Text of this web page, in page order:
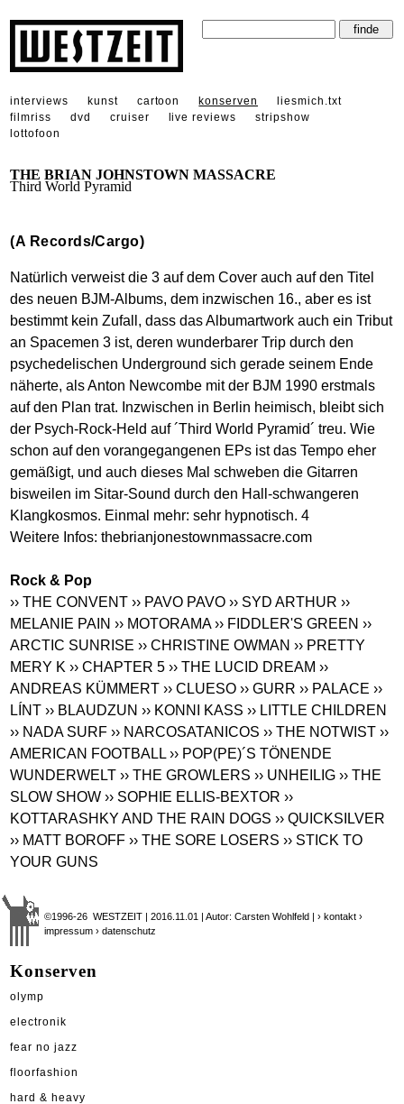
interviews kunst cartoon konserven
liesmich.txt
filmriss
dvd cruiser live reviews
stripshow
lottofoon
THE BRIAN JOHNSTOWN MASSACRE
Third World Pyramid
(A Records/Cargo)
Natürlich verweist die 3 auf dem Cover auch auf den Titel
des neuen BJM-Albums, dem inzwischen 16., aber es ist
bestimmt kein Zufall, dass das Albumartwork auch ein Tribut
an Spacemen 3 ist, deren wunderbarer Trip durch den
psychedelischen Underground sich gerade seinem Ende
näherte, als Anton Newcombe mit der BJM 1990 erstmals
auf den Plan trat. Inzwischen in Berlin heimisch, bleibt sich
der Psych-Rock-Held auf ´Third World Pyramid´ treu. Wie
schon auf den vorangegangenen EPs ist das Tempo eher
gemäßigt, und auch dieses Mal schweben die Gitarren
bisweilen im Sitar-Sound durch den Hall-schwangeren
Klangkosmos. Einmal mehr: sehr hypnotisch. 4
Weitere Infos: thebrianjonestownmassacre.com
Rock & Pop
›› THE CONVENT ›› PAVO PAVO ›› SYD ARTHUR ››
MELANIE PAIN ›› MOTORAMA ›› FIDDLER'S GREEN ››
ARCTIC SUNRISE ›› CHRISTINE OWMAN ›› PRETTY
MERY K ›› CHAPTER 5 ›› THE LUCID DREAM ››
ANDREAS KÜMMERT ›› CLUESO ›› GURR ›› PALACE ››
LÍNT ›› BLAUDZUN ›› KONNI KASS ›› LITTLE CHILDREN
›› NADA SURF ›› NARCOSATANICOS ›› THE NOTWIST ››
AMERICAN FOOTBALL ›› POP(PE)´S TÖNENDE
WUNDERWELT ›› THE GROWLERS ›› UNHEILIG ›› THE
SLOW SHOW ›› SOPHIE ELLIS-BEXTOR ››
KOTTARASHKY AND THE RAIN DOGS ›› QUICKSILVER
›› MATT BOROFF ›› THE SORE LOSERS ›› STICK TO
YOUR GUNS
©1996-26 WESTZEIT | 2016.11.01 | Autor: Carsten Wohlfeld |› kontakt ›
impressum › datenschutz
Konserven
olymp
electronik
fear no jazz
floorfashion
hard & heavy